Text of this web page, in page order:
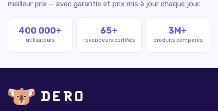
meilleur prix — avec garantie et prix mis à jour chaque jour.
400 000+
utilisateurs
65+
revendeurs certifiés
3M+
produits comparés